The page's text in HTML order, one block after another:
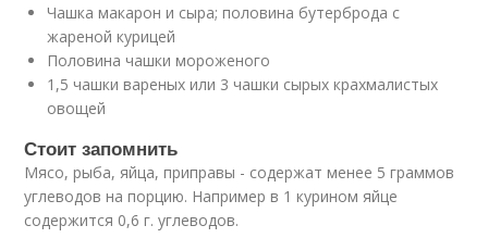
Чашка макарон и сыра; половина бутерброда с
жареной курицей
Половина чашки мороженого
1,5 чашки вареных или 3 чашки сырых крахмалистых
овощей
Стоит запомнить
Мясо, рыба, яйца, приправы - содержат менее 5 граммов
углеводов на порцию. Например в 1 курином яйце
содержится 0,6 г. углеводов.